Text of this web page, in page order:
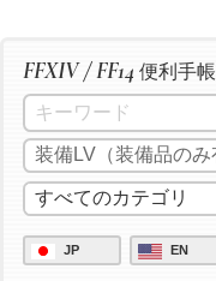
FFXIV / FF14 便利手帳
JP EN